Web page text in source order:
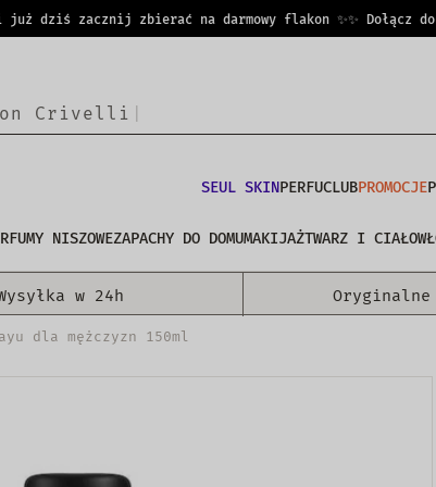
dziś zacznij zbierać na darmowy flakon ✨✨ Dołącz do
on
SEUL SKINPERFUCLUBPROMOCJE
NISZOWEZAPACHY DO DOMUMAKIJAŻTWARZ I CIAŁO
w 24h
dla mężczyzn 150ml